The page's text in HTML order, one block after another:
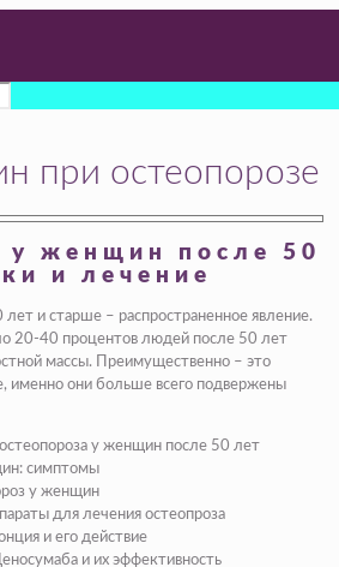
при остеопорозе
у женщин после 50
и лечение
и старше – распространенное явление.
20-40 процентов людей после 50 лет
массы. Преимущественно – это
именно они больше всего подвержены
у женщин после 50 лет
симптомы
у женщин
для лечения остеопроза
и его действие
и их эффективность